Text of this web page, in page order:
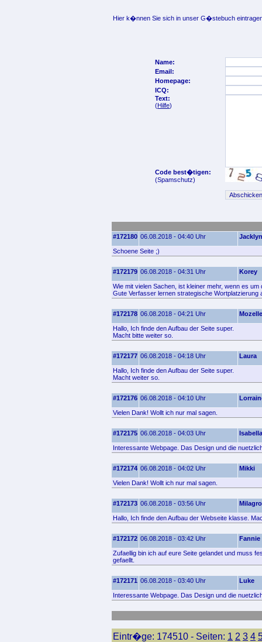
Hier k�nnen Sie sich in unser G�stebuch
Name:
Email:
Homepage:
ICQ:
Text:
(Hilfe)
Code best�tigen:
(Spamschutz)
#172180 06.08.2018 - 04:40 Uhr Jacklyn
Schoene Seite ;)
#172179 06.08.2018 - 04:31 Uhr Korey
Wie mit vielen Sachen, ist kleiner mehr, wenn es
Gute Verfasser lernen strategische
#172178 06.08.2018 - 04:21 Uhr Mozelle
Hallo, Ich finde den Aufbau der Seite super.
Macht bitte weiter so.
#172177 06.08.2018 - 04:18 Uhr Laura
Hallo, Ich finde den Aufbau der Seite super.
Macht weiter so.
#172176 06.08.2018 - 04:10 Uhr
Vielen Dank! Wollt ich nur mal sagen.
#172175 06.08.2018 - 04:03 Uhr Isabella
Interessante Webpage. Das Design und die
#172174 06.08.2018 - 04:02 Uhr Mikki
Vielen Dank! Wollt ich nur mal sagen.
#172173 06.08.2018 - 03:56 Uhr
Hallo, Ich finde den Aufbau der Webseite klasse.
#172172 06.08.2018 - 03:42 Uhr Fannie
Zufaellig bin ich auf eure Seite gelandet und muss
gefaellt.
#172171 06.08.2018 - 03:40 Uhr Luke
Interessante Webpage. Das Design und die
Eintr�ge: 174510 - Seiten: 1 2 3 4